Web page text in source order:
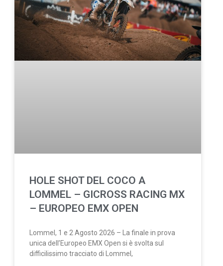
HOLE SHOT DEL COCO A
LOMMEL – GICROSS RACING MX
– EUROPEO EMX OPEN
Lommel, 1 e 2 Agosto 2026 – La finale in prova
unica dell’Europeo EMX Open si è svolta sul
difficilissimo tracciato di Lommel,